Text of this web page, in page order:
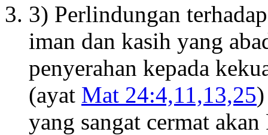
3) Perlindungan
iman dan kasih yang
penyerahan kepada
(ayat Mat 24:4,11,13,25
yang sangat cermat